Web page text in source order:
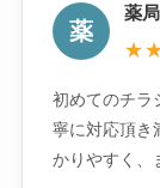
薬
薬
初めてのチラ
寧に対応頂き
かりやすく、